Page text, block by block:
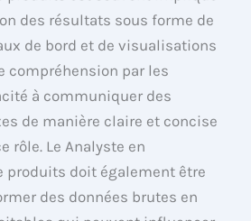
des résultats sous forme de
de bord et de visualisations
compréhension par les
à communiquer des
de manière claire et concise
rôle. Le Analyste en
produits doit également être
des données brutes en